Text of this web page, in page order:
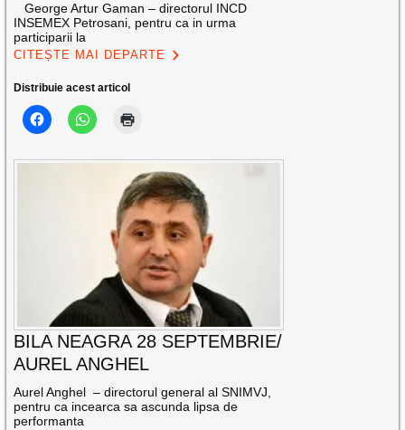
George Artur Gaman – directorul INCD
INSEMEX Petrosani, pentru ca in urma
participarii la
CITEȘTE MAI DEPARTE
Distribuie acest articol
BILA NEAGRA 28 SEPTEMBRIE/
AUREL ANGHEL
Aurel Anghel – directorul general al SNIMVJ,
pentru ca incearca sa ascunda lipsa de
performanta